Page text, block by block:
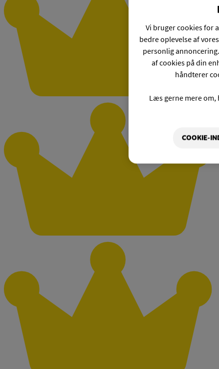
Vi bruger cookies for
bedre oplevelse af
personlig
af cookies på din
håndterer
Læs gerne mere
COOKIE-